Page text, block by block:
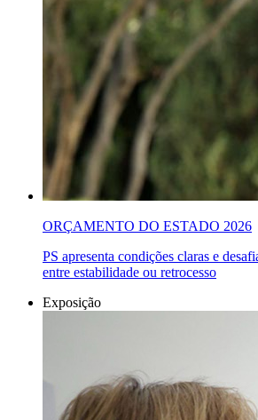
ORÇAMENTO DO ESTADO 2026
PS apresenta condições claras e
entre estabilidade ou retrocesso
Exposição